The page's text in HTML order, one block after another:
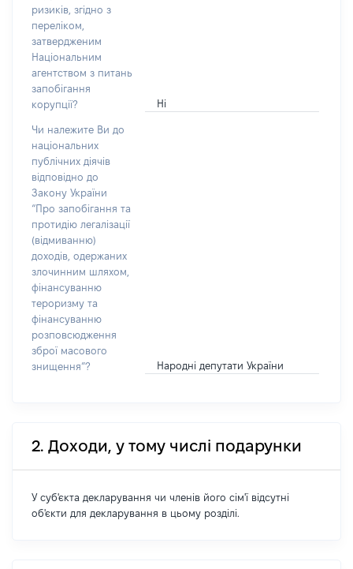
ризиків, згідно з
переліком,
затвердженим
Національним
агентством з питань
запобігання
корупції?
Ні
Чи належите Ви до
національних
публічних діячів
відповідно до
Закону України
“Про запобігання та
протидію легалізації
(відмиванню)
доходів, одержаних
злочинним шляхом,
фінансуванню
тероризму та
фінансуванню
розповсюдження
зброї масового
знищення”?
Народні депутати України
2. Доходи, у тому числі подарунки
У суб'єкта декларування чи членів його сім'ї відсутні
об'єкти для декларування в цьому розділі.